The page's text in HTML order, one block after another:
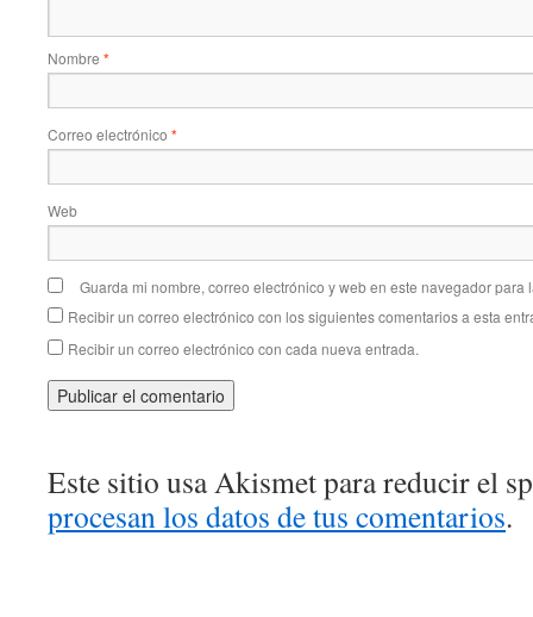
Nombre *
Correo electrónico *
Web
Guarda mi nombre, correo electrónico y web en este navegador para
Recibir un correo electrónico con los siguientes comentarios a esta
Recibir un correo electrónico con cada nueva entrada.
Este sitio usa Akismet para reducir el
procesan los datos de tus comentarios.